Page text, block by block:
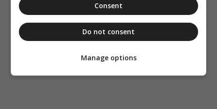
Consent
Do not consent
Manage options